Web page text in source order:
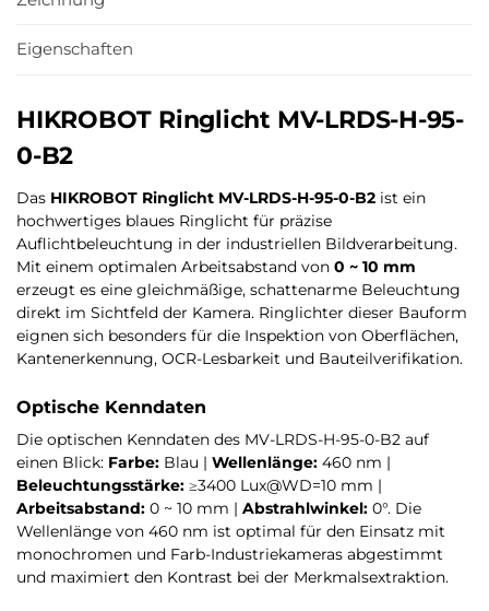
Eigenschaften
HIKROBOT Ringlicht MV-LRDS-H-95-
0-B2
Das HIKROBOT Ringlicht MV-LRDS-H-95-0-B2 ist ein
hochwertiges blaues Ringlicht für präzise
Auflichtbeleuchtung in der industriellen Bildverarbeitung.
Mit einem optimalen Arbeitsabstand von 0 ~ 10 mm
erzeugt es eine gleichmäßige, schattenarme Beleuchtung
direkt im Sichtfeld der Kamera. Ringlichter dieser Bauform
eignen sich besonders für die Inspektion von Oberflächen,
Kantenerkennung, OCR-Lesbarkeit und Bauteilverifikation.
Optische Kenndaten
Die optischen Kenndaten des MV-LRDS-H-95-0-B2 auf
einen Blick: Farbe: Blau | Wellenlänge: 460 nm |
Beleuchtungsstärke: ≥3400 Lux@WD=10 mm |
Arbeitsabstand: 0 ~ 10 mm | Abstrahlwinkel: 0°. Die
Wellenlänge von 460 nm ist optimal für den Einsatz mit
monochromen und Farb-Industriekameras abgestimmt
und maximiert den Kontrast bei der Merkmalsextraktion.